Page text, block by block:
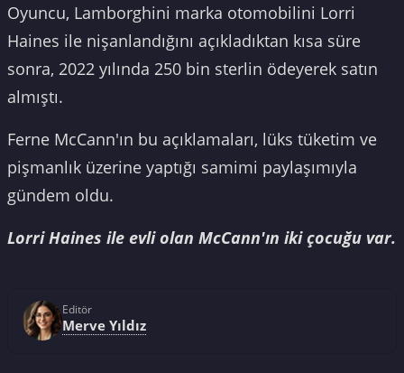
Oyuncu, Lamborghini marka otomobilini Lorri
Haines ile nişanlandığını açıkladıktan kısa süre
sonra, 2022 yılında 250 bin sterlin ödeyerek satın
almıştı.
Ferne McCann'ın bu açıklamaları, lüks tüketim ve
pişmanlık üzerine yaptığı samimi paylaşımıyla
gündem oldu.
Lorri Haines ile evli olan McCann'ın iki çocuğu var.
Editör
Merve Yıldız